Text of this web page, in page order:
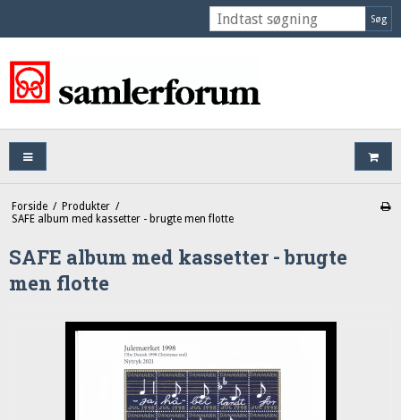
Søg
Forside / Produkter /
SAFE album med kassetter - brugte men flotte
SAFE album med kassetter - brugte
men flotte